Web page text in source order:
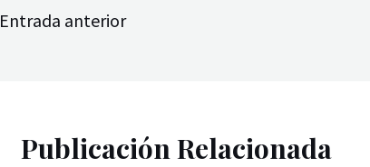
Entrada anterior
Publicación Relacionada